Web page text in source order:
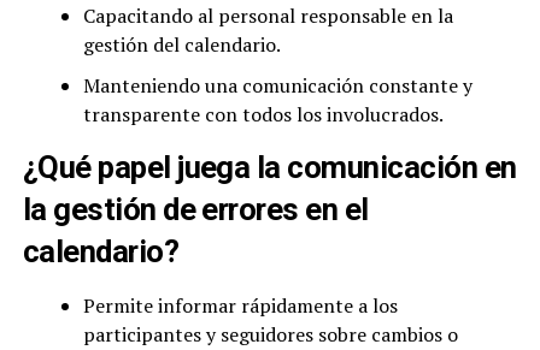
Capacitando al personal responsable en la
gestión del calendario.
Manteniendo una comunicación constante y
transparente con todos los involucrados.
¿Qué papel juega la comunicación en
la gestión de errores en el
calendario?
Permite informar rápidamente a los
participantes y seguidores sobre cambios o